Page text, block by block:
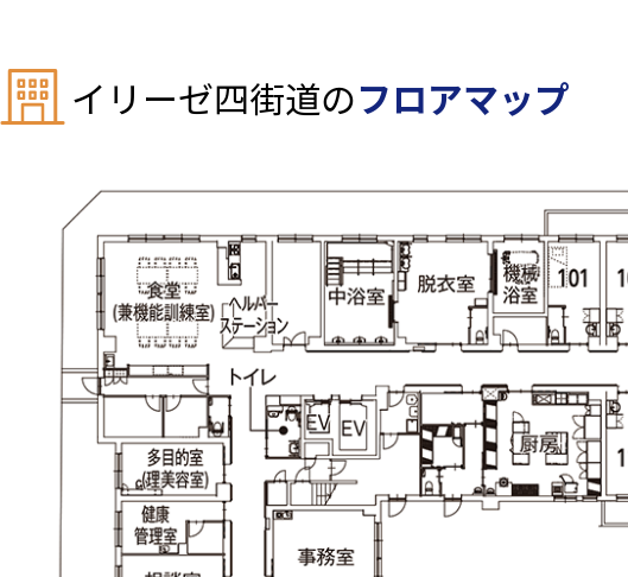
イリーゼ四街道のフロアマップ